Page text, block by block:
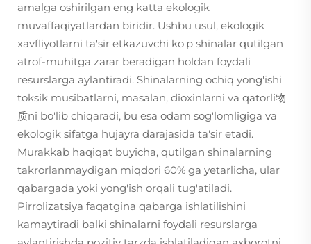
amalga oshirilgan eng katta ekologik
muvaffaqiyatlardan biridir. Ushbu usul, ekologik
xavfliyotlarni ta'sir etkazuvchi ko'p shinalar qutilgan
atrof-muhitga zarar beradigan holdan foydali
resurslarga aylantiradi. Shinalarning ochiq yong'ishi
toksik musibatlarni, masalan, dioxinlarni va qatorli物
质ni bo'lib chiqaradi, bu esa odam sog'lomligiga va
ekologik sifatga hujayra darajasida ta'sir etadi.
Murakkab haqiqat buyicha, qutilgan shinalarning
takrorlanmaydigan miqdori 60% ga yetarlicha, ular
qabargada yoki yong'ish orqali tug'atiladi.
Pirrolizatsiya faqatgina qabarga ishlatilishini
kamaytiradi balki shinalarni foydali resurslarga